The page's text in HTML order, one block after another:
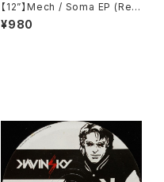
【12”】Mech / Soma EP (Res
opal Schallware) (RSP 09
9,2)
¥980